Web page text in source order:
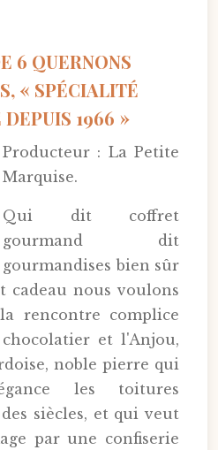
6 QUERNONS
« SPÉCIALITÉ
DEPUIS 1966 »
Producteur : La Petite
Marquise.
Qui dit coffret
gourmand dit
gourmandises bien sûr
cadeau nous voulons
rencontre complice
et l'Anjou,
noble pierre qui
les toitures
siècles, et qui veut
par une confiserie